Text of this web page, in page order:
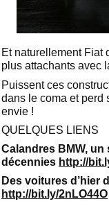
Et naturellement Fiat
plus attachants avec
Puissent ces
dans le coma et perd
envie !
QUELQUES LIENS
Calandres BMW,
décennies http://
Des voitures d’hier
http://bit.ly/2nLO44O